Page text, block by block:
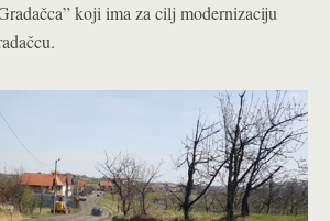
koji ima za cilj modernizaciju